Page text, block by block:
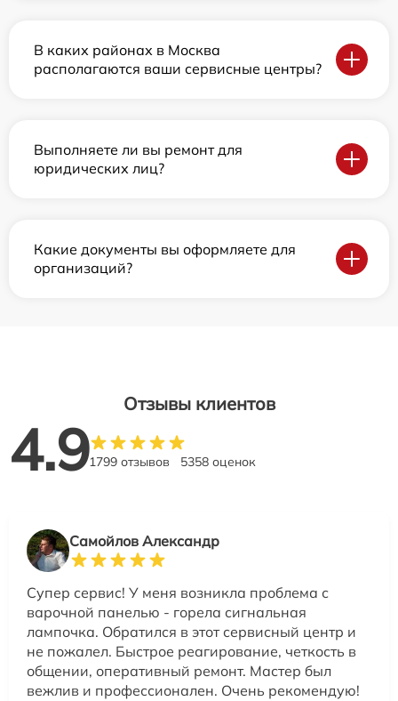
В каких районах в Москва
располагаются ваши сервисные центры?
Выполняете ли вы ремонт для
юридических лиц?
Какие документы вы оформляете для
организаций?
Отзывы клиентов
4.91799 отзывов 5358 оценок
Самойлов Александр
Супер сервис! У меня возникла проблема с
варочной панелью - горела сигнальная
лампочка. Обратился в этот сервисный центр и
не пожалел. Быстрое реагирование, четкость в
общении, оперативный ремонт. Мастер был
вежлив и профессионален. Очень рекомендую!